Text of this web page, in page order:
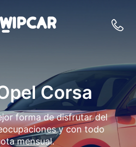
Corsa
forma de disfrutar del
y con todo
mensual.